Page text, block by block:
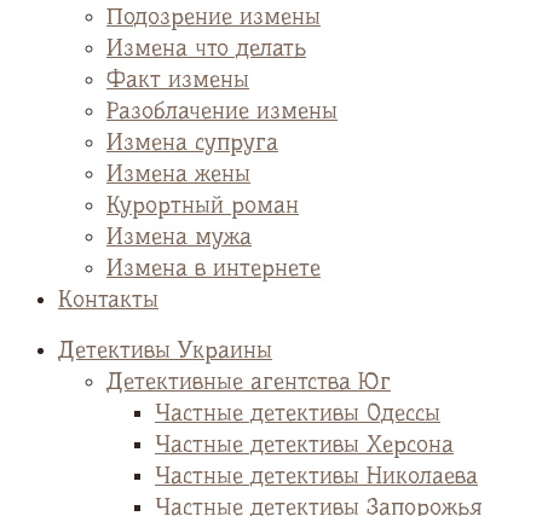
Подозрение измены
Измена что делать
Факт измены
Разоблачение измены
Измена супруга
Измена жены
Курортный роман
Измена мужа
Измена в интернете
Контакты
Детективы Украины
Детективные агентства Юг
Частные детективы Одессы
Частные детективы Херсона
Частные детективы Николаева
Частные детективы Запорожья